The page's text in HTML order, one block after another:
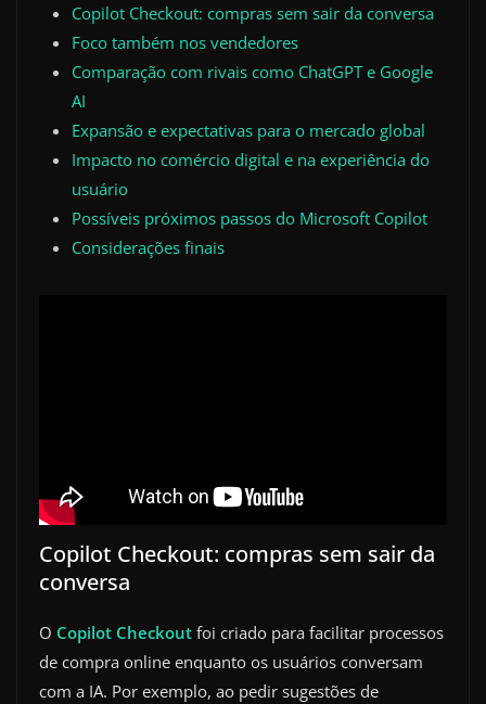
Copilot Checkout: compras sem sair da conversa
Foco também nos vendedores
Comparação com rivais como ChatGPT e Google
AI
Expansão e expectativas para o mercado global
Impacto no comércio digital e na experiência do
usuário
Possíveis próximos passos do Microsoft Copilot
Considerações finais
Copilot Checkout: compras sem sair da
conversa
O Copilot Checkout foi criado para facilitar processos
de compra online enquanto os usuários conversam
com a IA. Por exemplo, ao pedir sugestões de